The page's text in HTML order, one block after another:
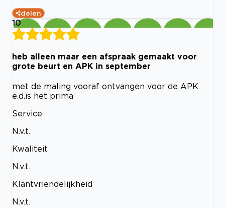
delen
10
heb alleen maar een afspraak gemaakt voor
grote beurt en APK in september
met de maling vooraf ontvangen voor de APK
e.d.is het prima
Service
N.v.t.
Kwaliteit
N.v.t.
Klantvriendelijkheid
N.v.t.